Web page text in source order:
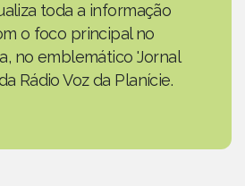
toda a informação
o foco principal no
no emblemático 'Jornal
Rádio Voz da Planície.